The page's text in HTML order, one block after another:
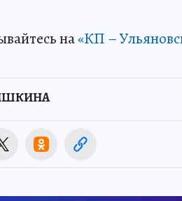
на«КП –